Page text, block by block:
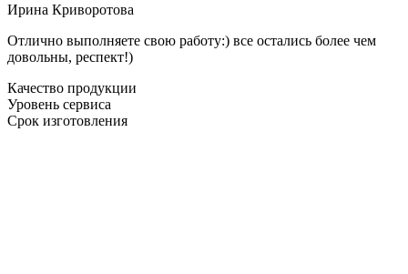
Ирина Криворотова
Отлично выполняете свою работу:) все остались более чем
довольны, респект!)
Качество продукции
Уровень сервиса
Срок изготовления